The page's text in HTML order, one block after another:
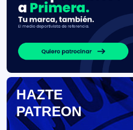
HAZTE
PATREON